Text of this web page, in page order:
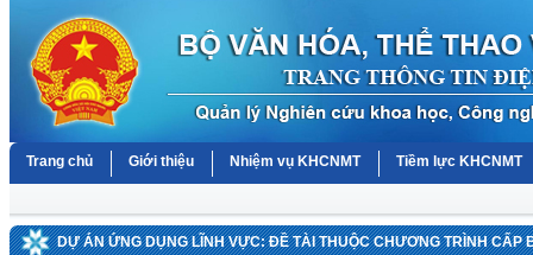
Trang chủ Giới thiệu Nhiệm vụ KHCNMT Tiềm lực KHCNMT
DỰ ÁN ỨNG DỤNG LĨNH VỰC: ĐỀ TÀI THUỘC CHƯƠNG TRÌNH CẤP